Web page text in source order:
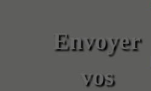
Envoyer
vos